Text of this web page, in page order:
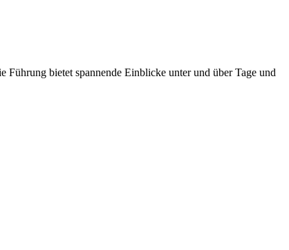
Führung bietet spannende Einblicke unter und über Tage und